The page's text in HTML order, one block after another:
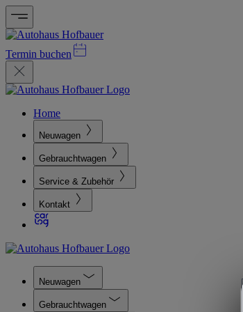
Termin buchen
Home
Neuwagen
Gebrauchtwagen
Service & Zubehör
Kontakt
Neuwagen
Gebrauchtwagen